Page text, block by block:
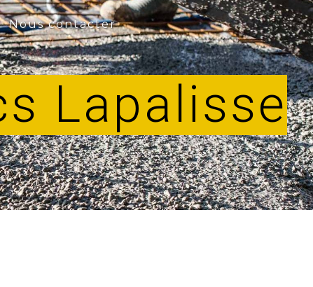
Nous contacter
Lapalisse